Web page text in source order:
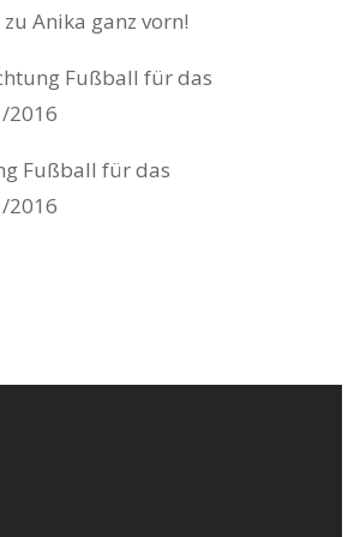
zuAnika ganz vorn!
Fußball für das
2016
Fußball für das
2016